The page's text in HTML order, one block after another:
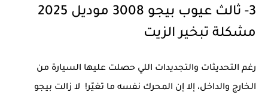
3- ثالث عيوب بيجو 3008 موديل 2025
مشكلة تبخير الزيت
رغم التحديثات والتجديدات اللي حصلت عليها السيارة من
الخارج والداخل، إلا إن المحرك نفسه ما تغيّر! لا زالت بيجو